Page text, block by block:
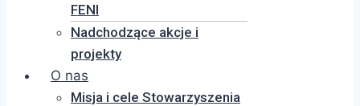
FENI
Nadchodzące akcje i
projekty
O nas
Misja i cele Stowarzyszenia